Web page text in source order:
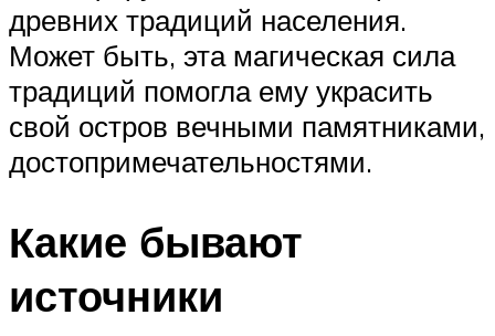
древних традиций населения.
Может быть, эта магическая сила
традиций помогла ему украсить
свой остров вечными памятниками,
достопримечательностями.
Какие бывают
источники